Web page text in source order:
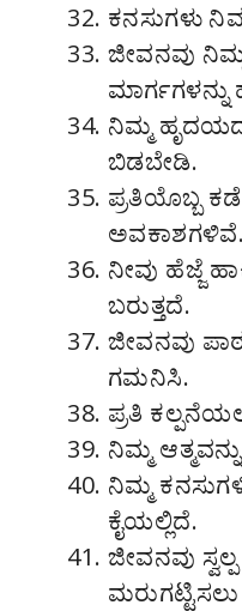
ಕನಸುಗಳು
ಜೀವನವು
ನಿಮ್ಮ
ಬಿಡಬೇಡಿ.
ಪ್ರತಿಯೊಬ್ಬ
ಅವಕಾಶಗಳಿವೆ.
ನೀವು ಹೆಜ್ಜೆ
ಬರುತ್ತದೆ.
ಜೀವನವು
ಗಮನಿಸಿ.
ಪ್ರತಿ
ನಿಮ್ಮ
ನಿಮ್ಮ
ಕೈಯಲ್ಲಿದೆ.
ಜೀವನವು